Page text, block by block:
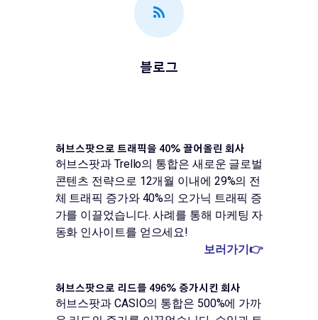
블로그
허브스팟으로 트래픽을 40% 끌어올린 회사
허브스팟과 Trello의 통합은 새로운 글로벌
콘텐츠 전략으로 12개월 이내에 29%의 전
체 트래픽 증가와 40%의 오가닉 트래픽 증
가를 이끌었습니다. 사례를 통해 마케팅 자
동화 인사이트를 얻으세요!
보러가기👉
허브스팟으로 리드를 496% 증가시킨 회사
허브스팟과 CASIO의 통합은 500%에 가까